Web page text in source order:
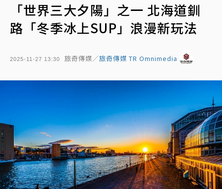
「世界三大夕陽」之一 北海道釧
路「冬季冰上SUP」浪漫新玩法
2025-11-27 13:30 旅奇傳媒／旅奇傳媒 TR Omnimedia